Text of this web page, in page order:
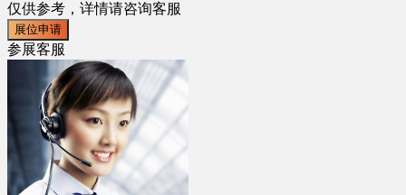
仅供参考，详情请咨询客服
展位申请
参展客服